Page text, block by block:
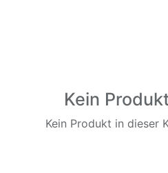
Kein
Kein Produkt in dieser